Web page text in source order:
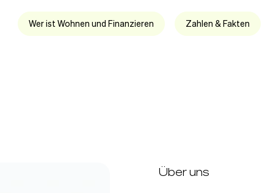
Wer ist Wohnen und Finanzieren Zahlen & Fakten
Über uns